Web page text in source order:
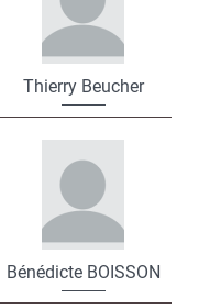
Thierry Beucher
Bénédicte BOISSON